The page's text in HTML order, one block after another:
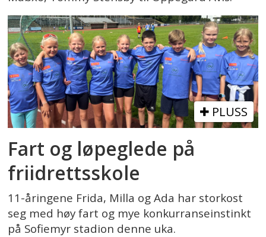
PLUSS
Fart og løpeglede på
friidrettsskole
11-åringene Frida, Milla og Ada har storkost
seg med høy fart og mye konkurranseinstinkt
på Sofiemyr stadion denne uka.